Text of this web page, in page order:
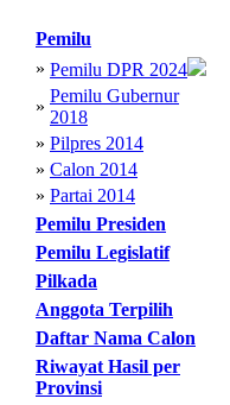
Pemilu
» Pemilu DPR 2024
»
Pemilu Gubernur
2018
» Pilpres 2014
» Calon 2014
» Partai 2014
Pemilu Presiden
Pemilu Legislatif
Pilkada
Anggota Terpilih
Daftar Nama Calon
Riwayat Hasil per
Provinsi